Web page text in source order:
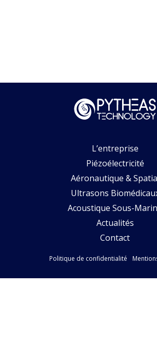
L’entreprise
Piézoélectricité
Aéronautique &
Ultrasons
Acoustique Sous-
Actualités
Contact
Politique de confidentialité